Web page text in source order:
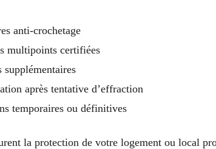
anti-crochetage
multipoints certifiées
supplémentaires
après tentative d’effraction
temporaires ou définitives
la protection de votre logement ou local